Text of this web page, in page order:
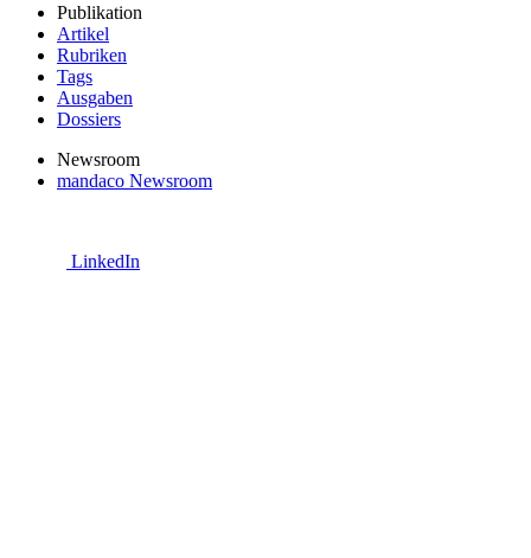
Publikation
Artikel
Rubriken
Tags
Ausgaben
Dossiers
Newsroom
mandaco Newsroom
LinkedIn